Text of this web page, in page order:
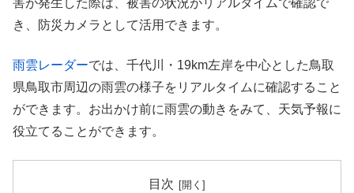
害が発生した際は、被害の状況がリアルタイムで確認で
き、防災カメラとして活用できます。
雨雲レーダーでは、千代川・19km左岸を中心とした鳥取
県鳥取市周辺の雨雲の様子をリアルタイムに確認すること
ができます。お出かけ前に雨雲の動きをみて、天気予報に
役立てることができます。
目次